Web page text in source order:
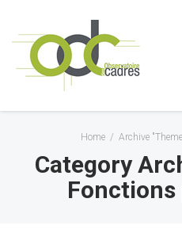
Home / Archive
Category